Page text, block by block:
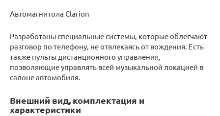
Автомагнитола Clarion
Разработаны специальные системы, которые облегчают
разговор по телефону, не отвлекаясь от вождения. Есть
также пульты дистанционного управления,
позволяющие управлять всей музыкальной локацией в
салоне автомобиля.
Внешний вид, комплектация и
характеристики